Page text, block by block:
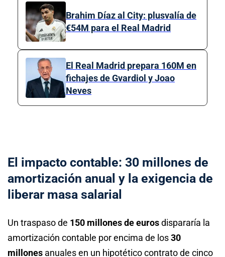
Brahim Díaz al City: plusvalía de
€54M para el Real Madrid
El Real Madrid prepara 160M en
fichajes de Gvardiol y Joao
Neves
El impacto contable: 30 millones de
amortización anual y la exigencia de
liberar masa salarial
Un traspaso de 150 millones de eurosdispararía la
amortización contable por encima de los30
millones anuales en un hipotético contrato de cinco